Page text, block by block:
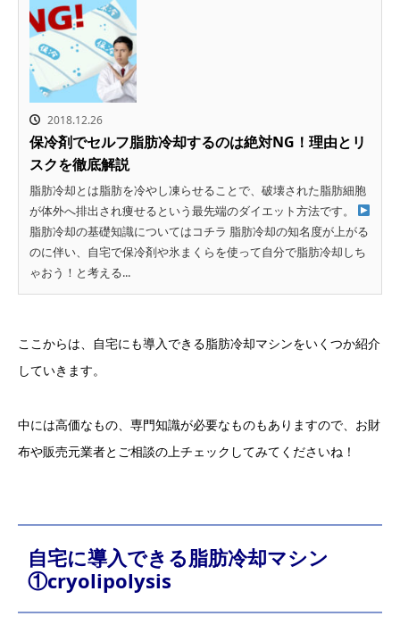
2018.12.26
保冷剤でセルフ脂肪冷却するのは絶対NG！理由とリ
スクを徹底解説
脂肪冷却とは脂肪を冷やし凍らせることで、破壊された脂肪細胞
が体外へ排出され痩せるという最先端のダイエット方法です。
脂肪冷却の基礎知識についてはコチラ 脂肪冷却の知名度が上がる
のに伴い、自宅で保冷剤や氷まくらを使って自分で脂肪冷却しち
ゃおう！と考える...
ここからは、自宅にも導入できる脂肪冷却マシンをいくつか紹介
していきます。
中には高価なもの、専門知識が必要なものもありますので、お財
布や販売元業者とご相談の上チェックしてみてくださいね！
自宅に導入できる脂肪冷却マシン
①cryolipolysis